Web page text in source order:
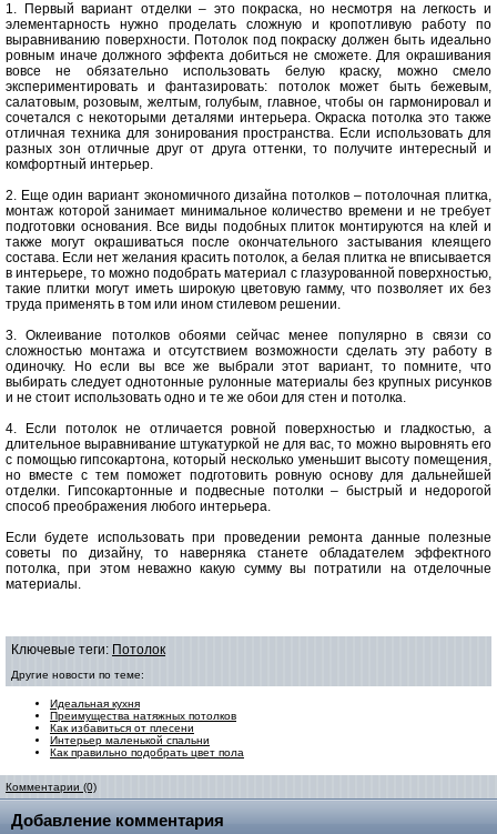
1. Первый вариант отделки – это покраска, но несмотря на легкость и
элементарность нужно проделать сложную и кропотливую работу по
выравниванию поверхности. Потолок под покраску должен быть идеально
ровным иначе должного эффекта добиться не сможете. Для окрашивания
вовсе не обязательно использовать белую краску, можно смело
экспериментировать и фантазировать: потолок может быть бежевым,
салатовым, розовым, желтым, голубым, главное, чтобы он гармонировал и
сочетался с некоторыми деталями интерьера. Окраска потолка это также
отличная техника для зонирования пространства. Если использовать для
разных зон отличные друг от друга оттенки, то получите интересный и
комфортный интерьер.
2. Еще один вариант экономичного дизайна потолков – потолочная плитка,
монтаж которой занимает минимальное количество времени и не требует
подготовки основания. Все виды подобных плиток монтируются на клей и
также могут окрашиваться после окончательного застывания клеящего
состава. Если нет желания красить потолок, а белая плитка не вписывается
в интерьере, то можно подобрать материал с глазурованной поверхностью,
такие плитки могут иметь широкую цветовую гамму, что позволяет их без
труда применять в том или ином стилевом решении.
3. Оклеивание потолков обоями сейчас менее популярно в связи со
сложностью монтажа и отсутствием возможности сделать эту работу в
одиночку. Но если вы все же выбрали этот вариант, то помните, что
выбирать следует однотонные рулонные материалы без крупных рисунков
и не стоит использовать одно и те же обои для стен и потолка.
4. Если потолок не отличается ровной поверхностью и гладкостью, а
длительное выравнивание штукатуркой не для вас, то можно выровнять его
с помощью гипсокартона, который несколько уменьшит высоту помещения,
но вместе с тем поможет подготовить ровную основу для дальнейшей
отделки. Гипсокартонные и подвесные потолки – быстрый и недорогой
способ преображения любого интерьера.
Если будете использовать при проведении ремонта данные полезные
советы по дизайну, то наверняка станете обладателем эффектного
потолка, при этом неважно какую сумму вы потратили на отделочные
материалы.
Ключевые теги: Потолок
Другие новости по теме:
Идеальная кухня
Преимущества натяжных потолков
Как избавиться от плесени
Интерьер маленькой спальни
Как правильно подобрать цвет пола
Комментарии (0)
Добавление комментария